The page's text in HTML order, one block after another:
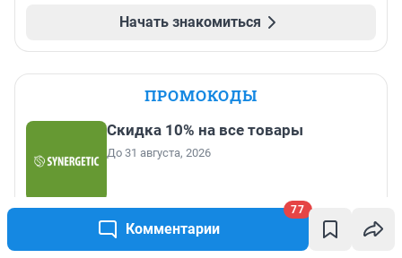
Комментарии
77
Начать знакомиться
ПРОМОКОДЫ
Скидка 10% на все товары
До 31 августа, 2026
Скидка 5% на все сертификаты
До 1 января, 2027